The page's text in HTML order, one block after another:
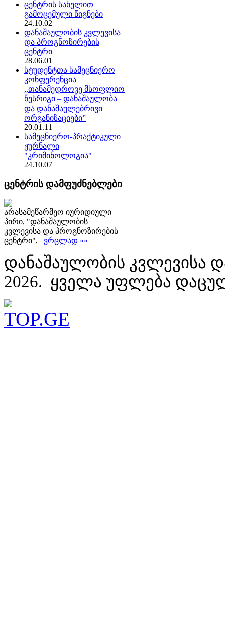
ცენტრის სახელით
გამოცემული წიგნები
24.10.02
დანაშაულობის კვლევისა
და პროგნოზირების
ცენტრი
28.06.01
სტუდენტთა სამეცნიერო
კონფერენცია
,,თანამედროვე მსოფლიო
წესრიგი – დანაშაულობა
და დანაშაულებრივი
ორგანიზაციები”
20.01.11
სამეცნიერო-პრაქტიკული
ჟურნალი
"კრიმინოლოგია"
24.10.07
ცენტრის დამფუძნებლები
არასამეწარმეო იურიდიული
პირი, "დანაშაულობის
კვლევისა და პროგნოზირების
ცენტრი", ვრცლად »»
დანაშაულობის კვლევისა
2026. ყველა უფლება